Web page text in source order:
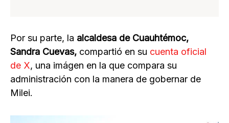
Por su parte, la alcaldesa de Cuauhtémoc,
Sandra Cuevas, compartió en su cuenta oficial
de X, una imágen en la que compara su
administración con la manera de gobernar de
Milei.